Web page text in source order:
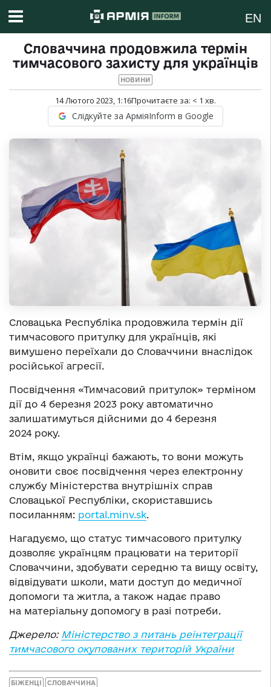
EN
Словаччина продовжила термін
тимчасового захисту для українців
НОВИНИ
14 Лютого 2023, 1:16Прочитаєте за: < 1 хв.
Слідкуйте за АрміяInform в Google
Словацька Республіка продовжила термін дії
тимчасового притулку для українців, які
вимушено переїхали до Словаччини внаслідок
російської агресії.
Посвідчення «Тимчасовий притулок» терміном
дії до 4 березня 2023 року автоматично
залишатимуться дійсними до 4 березня
2024 року.
Втім, якщо українці бажають, то вони можуть
оновити своє посвідчення через електронну
службу Міністерства внутрішніх справ
Словацької Республіки, скориставшись
посиланням: portal.minv.sk.
Нагадуємо, що статус тимчасового притулку
дозволяє українцям працювати на території
Словаччини, здобувати середню та вищу освіту,
відвідувати школи, мати доступ до медичної
допомоги та житла, а також надає право
на матеріальну допомогу в разі потреби.
Джерело: Міністерство з питань реінтеграції
тимчасового окупованих територій України
БІЖЕНЦІ СЛОВАЧЧИНА